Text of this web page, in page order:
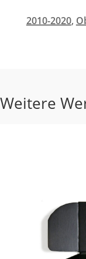
2010-2020,
Weitere